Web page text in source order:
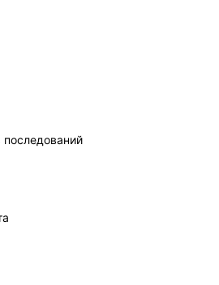
последований